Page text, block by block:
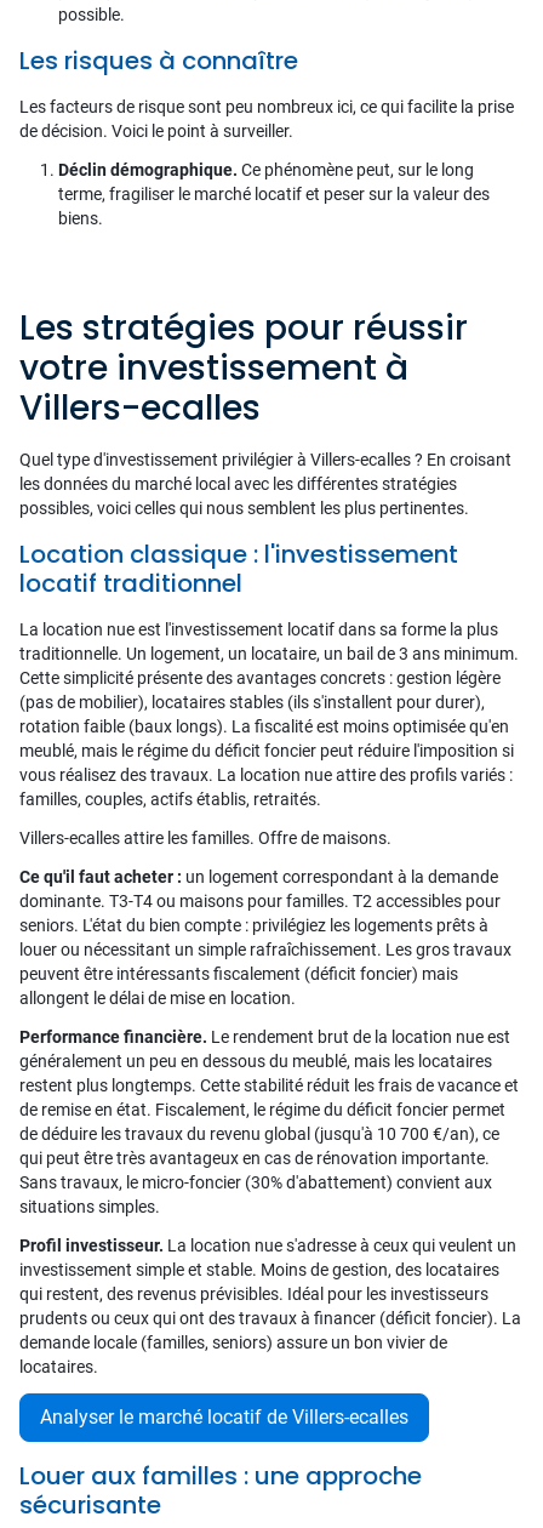
possible.
Les risques à connaître
Les facteurs de risque sont peu nombreux ici, ce qui facilite la prise
de décision. Voici le point à surveiller.
Déclin démographique. Ce phénomène peut, sur le long
terme, fragiliser le marché locatif et peser sur la valeur des
biens.
Les stratégies pour réussir
votre investissement à
Villers-ecalles
Quel type d'investissement privilégier à Villers-ecalles ? En croisant
les données du marché local avec les différentes stratégies
possibles, voici celles qui nous semblent les plus pertinentes.
Location classique : l'investissement
locatif traditionnel
La location nue est l'investissement locatif dans sa forme la plus
traditionnelle. Un logement, un locataire, un bail de 3 ans minimum.
Cette simplicité présente des avantages concrets : gestion légère
(pas de mobilier), locataires stables (ils s'installent pour durer),
rotation faible (baux longs). La fiscalité est moins optimisée qu'en
meublé, mais le régime du déficit foncier peut réduire l'imposition si
vous réalisez des travaux. La location nue attire des profils variés :
familles, couples, actifs établis, retraités.
Villers-ecalles attire les familles. Offre de maisons.
Ce qu'il faut acheter : un logement correspondant à la demande
dominante. T3-T4 ou maisons pour familles. T2 accessibles pour
seniors. L'état du bien compte : privilégiez les logements prêts à
louer ou nécessitant un simple rafraîchissement. Les gros travaux
peuvent être intéressants fiscalement (déficit foncier) mais
allongent le délai de mise en location.
Performance financière. Le rendement brut de la location nue est
généralement un peu en dessous du meublé, mais les locataires
restent plus longtemps. Cette stabilité réduit les frais de vacance et
de remise en état. Fiscalement, le régime du déficit foncier permet
de déduire les travaux du revenu global (jusqu'à 10 700 €/an), ce
qui peut être très avantageux en cas de rénovation importante.
Sans travaux, le micro-foncier (30% d'abattement) convient aux
situations simples.
Profil investisseur. La location nue s'adresse à ceux qui veulent un
investissement simple et stable. Moins de gestion, des locataires
qui restent, des revenus prévisibles. Idéal pour les investisseurs
prudents ou ceux qui ont des travaux à financer (déficit foncier). La
demande locale (familles, seniors) assure un bon vivier de
locataires.
Analyser le marché locatif de Villers-ecalles
Louer aux familles : une approche
sécurisante